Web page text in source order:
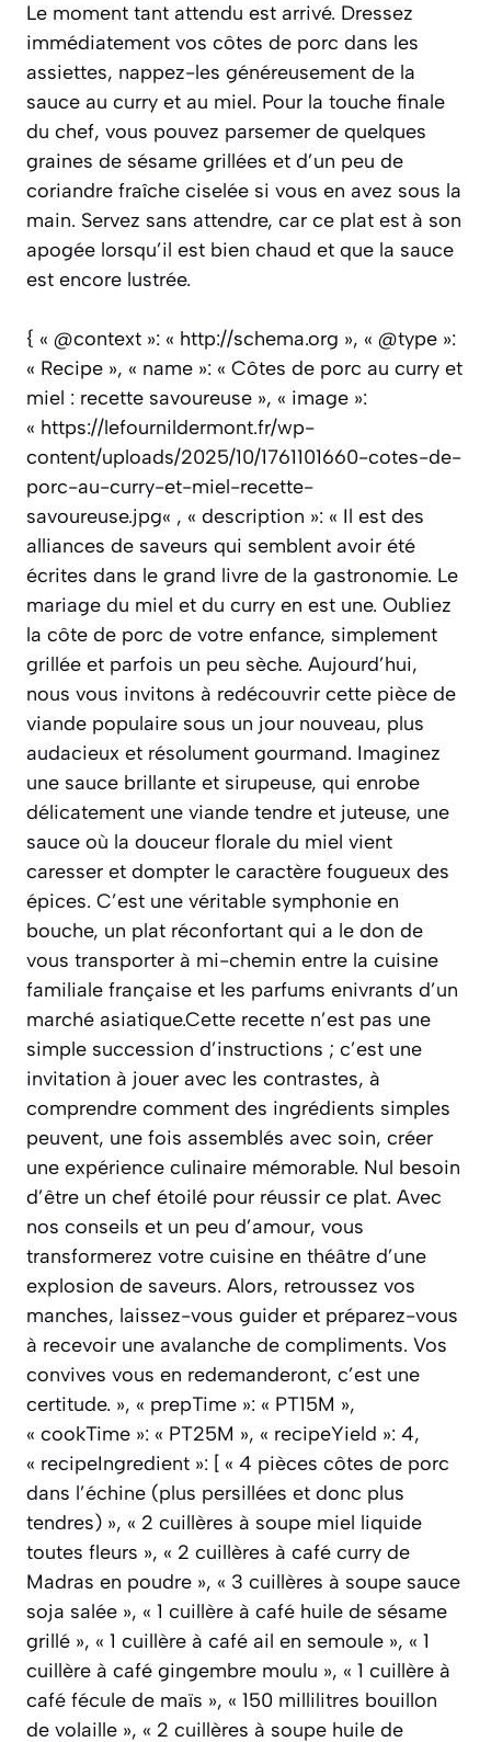
Le moment tant attendu est arrivé. Dressez
immédiatement vos côtes de porc dans les
assiettes, nappez-les généreusement de la
sauce au curry et au miel. Pour la touche finale
du chef, vous pouvez parsemer de quelques
graines de sésame grillées et d’un peu de
coriandre fraîche ciselée si vous en avez sous la
main. Servez sans attendre, car ce plat est à son
apogée lorsqu’il est bien chaud et que la sauce
est encore lustrée.
{ « @context »: « http://schema.org », « @type »:
« Recipe », « name »: « Côtes de porc au curry et
miel : recette savoureuse », « image »:
« https://lefournildermont.fr/wp-
content/uploads/2025/10/1761101660-cotes-de-
porc-au-curry-et-miel-recette-
savoureuse.jpg« , « description »: « Il est des
alliances de saveurs qui semblent avoir été
écrites dans le grand livre de la gastronomie. Le
mariage du miel et du curry en est une. Oubliez
la côte de porc de votre enfance, simplement
grillée et parfois un peu sèche. Aujourd’hui,
nous vous invitons à redécouvrir cette pièce de
viande populaire sous un jour nouveau, plus
audacieux et résolument gourmand. Imaginez
une sauce brillante et sirupeuse, qui enrobe
délicatement une viande tendre et juteuse, une
sauce où la douceur florale du miel vient
caresser et dompter le caractère fougueux des
épices. C’est une véritable symphonie en
bouche, un plat réconfortant qui a le don de
vous transporter à mi-chemin entre la cuisine
familiale française et les parfums enivrants d’un
marché asiatique.Cette recette n’est pas une
simple succession d’instructions ; c’est une
invitation à jouer avec les contrastes, à
comprendre comment des ingrédients simples
peuvent, une fois assemblés avec soin, créer
une expérience culinaire mémorable. Nul besoin
d’être un chef étoilé pour réussir ce plat. Avec
nos conseils et un peu d’amour, vous
transformerez votre cuisine en théâtre d’une
explosion de saveurs. Alors, retroussez vos
manches, laissez-vous guider et préparez-vous
à recevoir une avalanche de compliments. Vos
convives vous en redemanderont, c’est une
certitude. », « prepTime »: « PT15M »,
« cookTime »: « PT25M », « recipeYield »: 4,
« recipeIngredient »: [ « 4 pièces côtes de porc
dans l’échine (plus persillées et donc plus
tendres) », « 2 cuillères à soupe miel liquide
toutes fleurs », « 2 cuillères à café curry de
Madras en poudre », « 3 cuillères à soupe sauce
soja salée », « 1 cuillère à café huile de sésame
grillé », « 1 cuillère à café ail en semoule », « 1
cuillère à café gingembre moulu », « 1 cuillère à
café fécule de maïs », « 150 millilitres bouillon
de volaille », « 2 cuillères à soupe huile de